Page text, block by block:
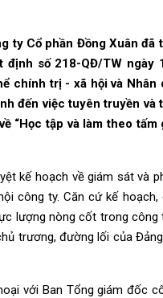
ty Cổ phần Đồng Xuânđã
định số 218-QĐ/TW
chính trị - xã hội và
đến việc tuyên truyền và
“Học tập và làm theo
kế hoạch về giám sát và
công ty. Căn cứ kế
lượng nòng cốt trong
trương, đường lối của
với Ban Tổng giám đốc